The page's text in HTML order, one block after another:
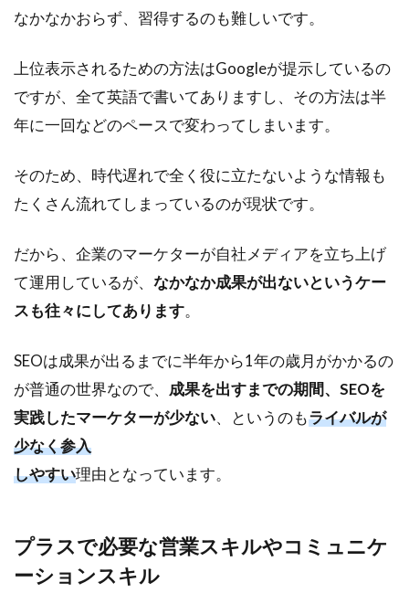
なかなかおらず、習得するのも難しいです。
上位表示されるための方法はGoogleが提示しているの
ですが、全て英語で書いてありますし、その方法は半
年に一回などのペースで変わってしまいます。
そのため、時代遅れで全く役に立たないような情報も
たくさん流れてしまっているのが現状です。
だから、企業のマーケターが自社メディアを立ち上げ
て運用しているが、 なかなか成果が出ないというケー
スも往々にしてあります。
SEOは成果が出るまでに半年から1年の歳月がかかるの
が普通の世界なので、 成果を出すまでの期間、SEOを
実践したマーケターが少ない、というのもライバルが
少なく参入
しやすい理由となっています。
プラスで必要な営業スキルやコミュニケ
ーションスキル